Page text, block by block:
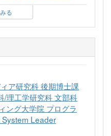
る
ア研究科 後期博士課
/理工学研究科 文部科
ング大学院 プログラ
System Leader